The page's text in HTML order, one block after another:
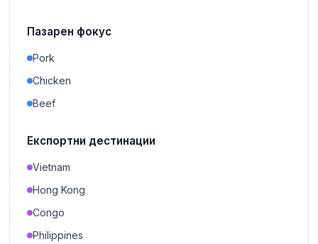
Пазарен фокус
Pork
Chicken
Beef
Експортни дестинации
Vietnam
Hong Kong
Congo
Philippines